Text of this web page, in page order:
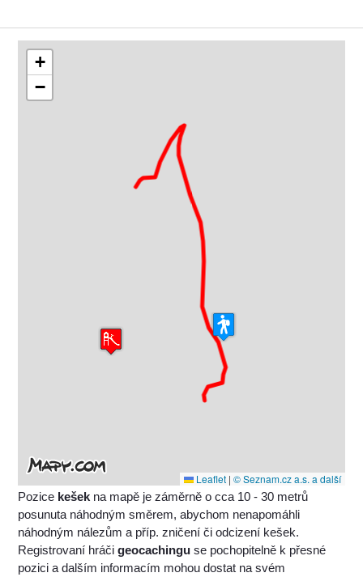
+
−
Leaflet | © Seznam.cz a.s. a další
Pozice kešek na mapě je záměrně o cca 10 - 30 metrů
posunuta náhodným směrem, abychom nenapomáhli
náhodným nálezům a příp. zničení či odcizení kešek.
Registrovaní hráčigeocachingu se pochopitelně k přesné
pozici a dalším informacím mohou dostat na svém